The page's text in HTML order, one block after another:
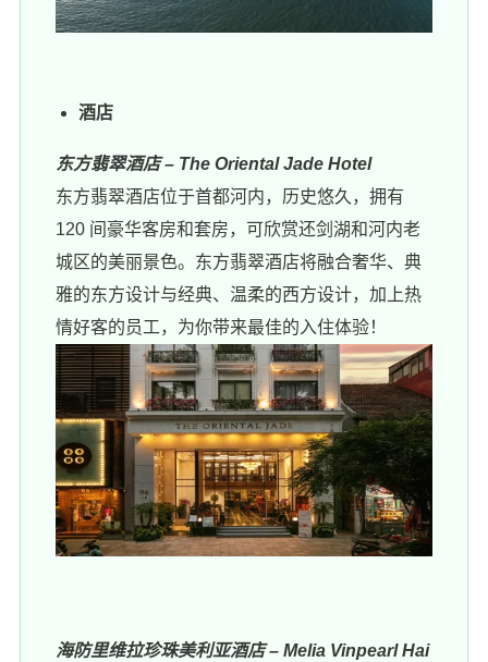
酒店
东方翡翠酒店 – The Oriental Jade Hotel
东方翡翠酒店位于首都河内，历史悠久，拥有
120 间豪华客房和套房，可欣赏还剑湖和河内老
城区的美丽景色。东方翡翠酒店将融合奢华、典
雅的东方设计与经典、温柔的西方设计，加上热
情好客的员工，为你带来最佳的入住体验！
海防里维拉珍珠美利亚酒店 – Melia Vinpearl Hai